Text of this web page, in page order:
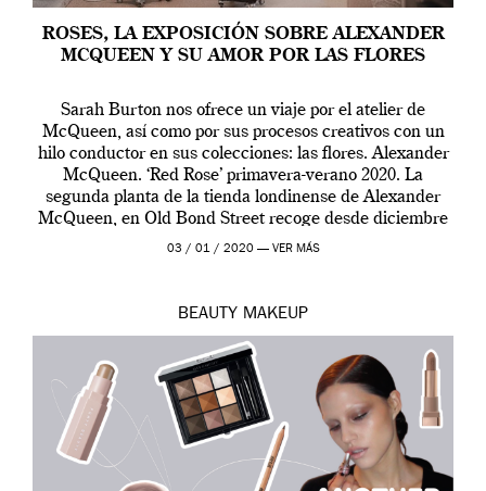
ROSES, LA EXPOSICIÓN SOBRE ALEXANDER
MCQUEEN Y SU AMOR POR LAS FLORES
Sarah Burton nos ofrece un viaje por el atelier de
McQueen, así como por sus procesos creativos con un
hilo conductor en sus colecciones: las flores. Alexander
McQueen. ‘Red Rose’ primavera-verano 2020. La
segunda planta de la tienda londinense de Alexander
McQueen, en Old Bond Street recoge desde diciembre
de 2019 hasta final de abril […]
03 / 01 / 2020 — VER MÁS
BEAUTY MAKEUP